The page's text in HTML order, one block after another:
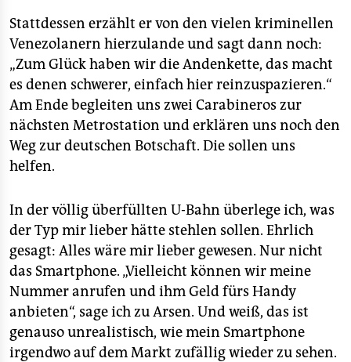
Stattdessen erzählt er von den vielen kriminellen
Venezolanern hierzulande und sagt dann noch:
„Zum Glück haben wir die Andenkette, das macht
es denen schwerer, einfach hier reinzuspazieren.“
Am Ende begleiten uns zwei Carabineros zur
nächsten Metrostation und erklären uns noch den
Weg zur deutschen Botschaft. Die sollen uns
helfen.
In der völlig überfüllten U-Bahn überlege ich, was
der Typ mir lieber hätte stehlen sollen. Ehrlich
gesagt: Alles wäre mir lieber gewesen. Nur nicht
das Smartphone. „Vielleicht können wir meine
Nummer anrufen und ihm Geld fürs Handy
anbieten“, sage ich zu Arsen. Und weiß, das ist
genauso unrealistisch, wie mein Smartphone
irgendwo auf dem Markt zufällig wieder zu sehen.